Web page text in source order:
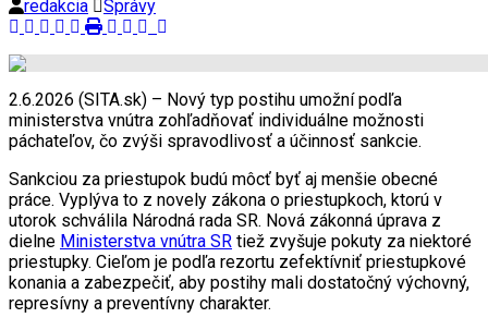
redakcia Správy
2.6.2026 (SITA.sk) – Nový typ postihu umožní podľa
ministerstva vnútra zohľadňovať individuálne možnosti
páchateľov, čo zvýši spravodlivosť a účinnosť sankcie.
Sankciou za priestupok budú môcť byť aj menšie obecné
práce. Vyplýva to z novely zákona o priestupkoch, ktorú v
utorok schválila Národná rada SR. Nová zákonná úprava z
dielne Ministerstva vnútra SR tiež zvyšuje pokuty za niektoré
priestupky. Cieľom je podľa rezortu zefektívniť priestupkové
konania a zabezpečiť, aby postihy mali dostatočný výchovný,
represívny a preventívny charakter.